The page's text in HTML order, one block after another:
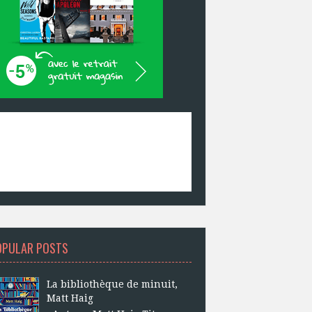
POSTS
La bibliothèque de minuit,
Matt Haig